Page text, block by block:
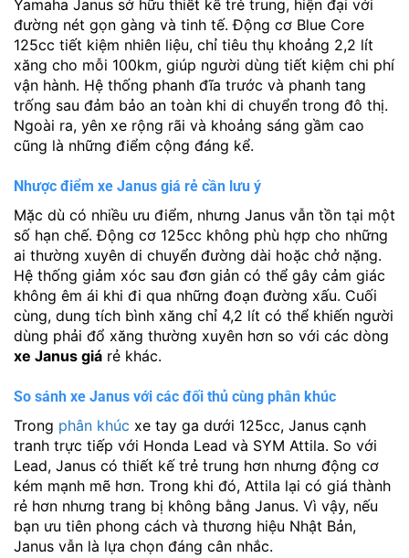
Yamaha Janus sở hữu thiết kế trẻ trung, hiện đại với
đường nét gọn gàng và tinh tế. Động cơ Blue Core
125cc tiết kiệm nhiên liệu, chỉ tiêu thụ khoảng 2,2 lít
xăng cho mỗi 100km, giúp người dùng tiết kiệm chi phí
vận hành. Hệ thống phanh đĩa trước và phanh tang
trống sau đảm bảo an toàn khi di chuyển trong đô thị.
Ngoài ra, yên xe rộng rãi và khoảng sáng gầm cao
cũng là những điểm cộng đáng kể.
Nhược điểm xe Janus giá rẻ cần lưu ý
Mặc dù có nhiều ưu điểm, nhưng Janus vẫn tồn tại một
số hạn chế. Động cơ 125cc không phù hợp cho những
ai thường xuyên di chuyển đường dài hoặc chở nặng.
Hệ thống giảm xóc sau đơn giản có thể gây cảm giác
không êm ái khi đi qua những đoạn đường xấu. Cuối
cùng, dung tích bình xăng chỉ 4,2 lít có thể khiến người
dùng phải đổ xăng thường xuyên hơn so với các dòng
xe Janus giá rẻ khác.
So sánh xe Janus với các đối thủ cùng phân khúc
Trong phân khúc xe tay ga dưới 125cc, Janus cạnh
tranh trực tiếp với Honda Lead và SYM Attila. So với
Lead, Janus có thiết kế trẻ trung hơn nhưng động cơ
kém mạnh mẽ hơn. Trong khi đó, Attila lại có giá thành
rẻ hơn nhưng trang bị không bằng Janus. Vì vậy, nếu
bạn ưu tiên phong cách và thương hiệu Nhật Bản,
Janus vẫn là lựa chọn đáng cân nhắc.